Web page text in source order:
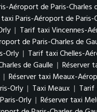
Aéroport de Paris-Charles
taxi Paris-Aéroport de Paris-
| Tarif taxi Vincennes-
de Paris-Charles de
Orly | Tarif taxi Chelles-
de Gaulle | Réserver
| Réserver taxi Meaux-
Orly | Taxi Meaux | Tarif
Orly | Réserver taxi